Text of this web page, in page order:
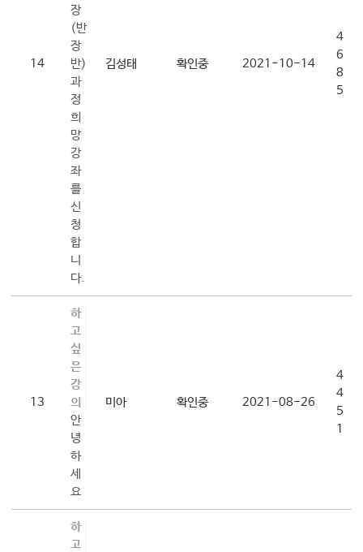
14
장
(반
장
반)
과
정
희
망
강
좌
를
신
청
합
니
다.
김성태 확인중 2021-10-14
4
6
8
5
13
하
고
싶
은
강
의
안
녕
하
세
요
미아 확인중 2021-08-26
4
4
5
1
하
고